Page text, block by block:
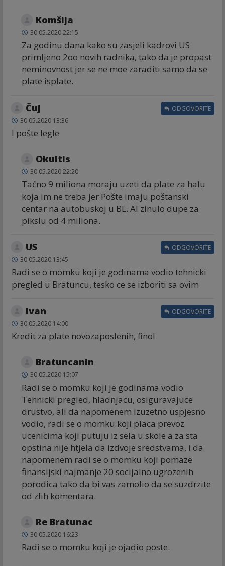
Komšija
30.05.2020 22:15
Za godinu dana kako su zasjeli kadrovi US
primljeno 2oo novih radnika, tako da je propast
neminovnost jer se ne moe zaraditi samo da se
plate isplate.
Čuj
30.05.2020 13:36
I pošte legle
ODGOVORITE
Okultis
30.05.2020 22:20
Tačno 9 miliona moraju uzeti da plate za halu
koja im ne treba jer Pošte imaju poštanski
centar na autobuskoj u BL. Al zinulo dupe za
pikslu od 4 miliona.
US
30.05.2020 13:45
Radi se o momku koji je godinama vodio tehnicki
pregled u Bratuncu, tesko ce se izboriti sa ovim
ODGOVORITE
Ivan
30.05.2020 14:00
Kredit za plate novozaposlenih, fino!
ODGOVORITE
Bratuncanin
30.05.2020 15:07
Radi se o momku koji je godinama vodio
Tehnicki pregled, hladnjacu, osiguravajuce
drustvo, ali da napomenem izuzetno uspjesno
vodio, radi se o momku koji placa prevoz
ucenicima koji putuju iz sela u skole a za sta
opstina nije htjela da izdvoje sredstvama, i da
napomenem radi se o momku koji pomaze
finansijski najmanje 20 socijalno ugrozenih
porodica tako da bi vas zamolio da se suzdrzite
od zlih komentara.
Re Bratunac
30.05.2020 16:23
Radi se o momku koji je ojadio poste.